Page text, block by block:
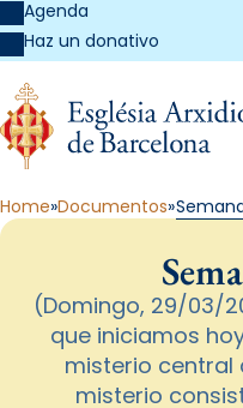
Agenda
Haz un donativo
Home Documentos
(Domingo, 29/03/
que iniciamos
misterio central
misterio